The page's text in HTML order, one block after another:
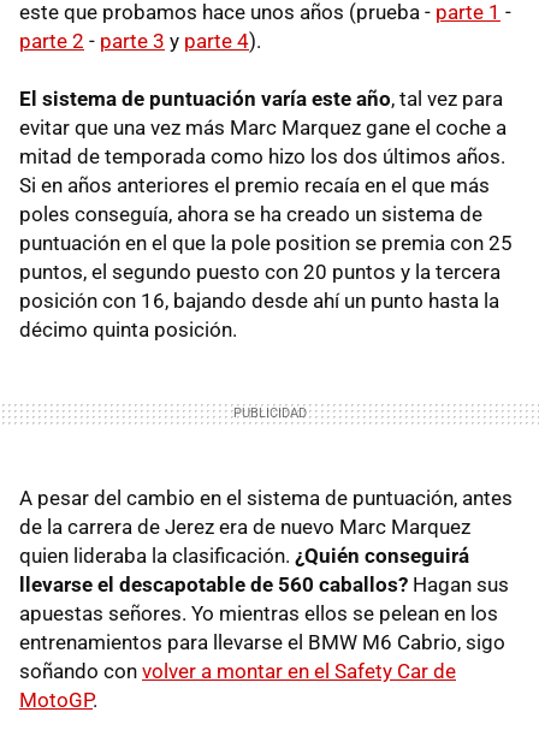
este que probamos hace unos años (prueba - parte 1 -
parte 2 - parte 3 y parte 4).
El sistema de puntuación varía este año, tal vez para
evitar que una vez más Marc Marquez gane el coche a
mitad de temporada como hizo los dos últimos años.
Si en años anteriores el premio recaía en el que más
poles conseguía, ahora se ha creado un sistema de
puntuación en el que la pole position se premia con 25
puntos, el segundo puesto con 20 puntos y la tercera
posición con 16, bajando desde ahí un punto hasta la
décimo quinta posición.
A pesar del cambio en el sistema de puntuación, antes
de la carrera de Jerez era de nuevo Marc Marquez
quien lideraba la clasificación. ¿Quién conseguirá
llevarse el descapotable de 560 caballos? Hagan sus
apuestas señores. Yo mientras ellos se pelean en los
entrenamientos para llevarse el BMW M6 Cabrio, sigo
soñando con volver a montar en el Safety Car de
MotoGP.